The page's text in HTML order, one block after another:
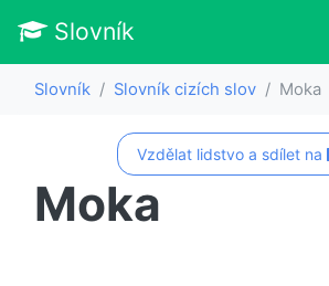
Slovník
Slovník Slovník cizích slov Moka
Vzdělat lidstvo a sdílet na
Moka